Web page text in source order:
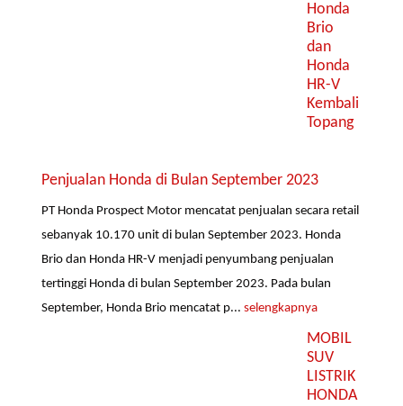
Honda
Brio
dan
Honda
HR-V
Kembali
Topang
Penjualan Honda di Bulan September 2023
PT Honda Prospect Motor mencatat penjualan secara retail
sebanyak 10.170 unit di bulan September 2023. Honda
Brio dan Honda HR-V menjadi penyumbang penjualan
tertinggi Honda di bulan September 2023. Pada bulan
September, Honda Brio mencatat p...selengkapnya
MOBIL
SUV
LISTRIK
HONDA